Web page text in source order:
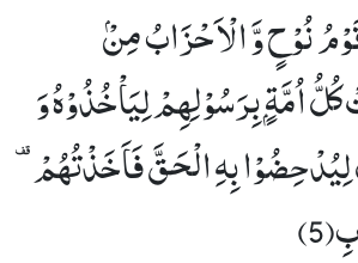
نُوْحٍ وَّ الْاَحْزَابُ مِنْۢ
اُمَّةٍۭ بِرَسُوْلِهِمْ لِیَاْخُذُوْهُ وَ